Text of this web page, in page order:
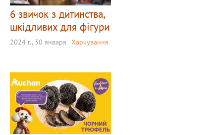
6 звичок з дитинства,
шкідливих для фігури
2024 г., 30 января Харчування